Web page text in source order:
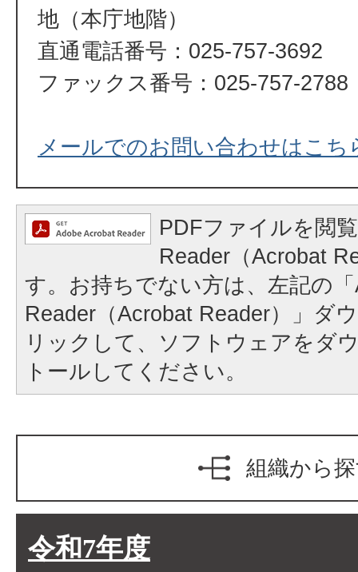
地（本庁地階）
直通電話番号：025-757-3692
ファックス番号：025-757-2788
メールでのお問い合わせはこち
PDFファイルを閲
Reader（Acrobat
す。お持ちでない方は、左記の
Reader（Acrobat Reader）」ダ
リックして、ソフトウェアをダ
トールしてください。
組織から
令和7年度